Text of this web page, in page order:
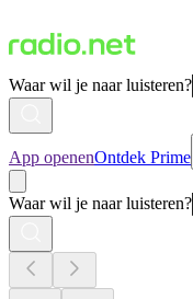
Waar wil je naar luisteren?
App openenOntdek Prime
Waar wil je naar luisteren?